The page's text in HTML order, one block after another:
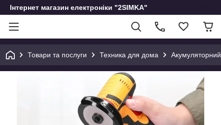
Інтернет магазин електроніки "2SIMKA"
Товари та послуги Техника для дома